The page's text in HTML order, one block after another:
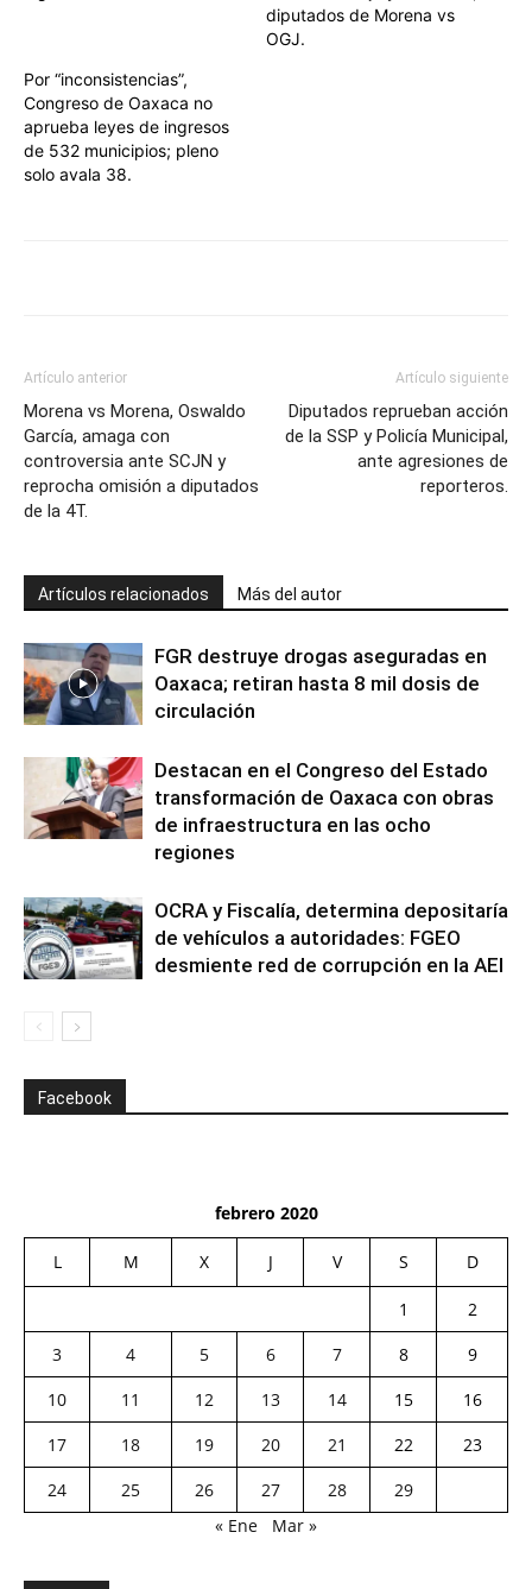
diputados de Morena vs
OGJ.
Por “inconsistencias”,
Congreso de Oaxaca no
aprueba leyes de ingresos
de 532 municipios; pleno
solo avala 38.
Artículo anterior
Morena vs Morena, Oswaldo
García, amaga con
controversia ante SCJN y
reprocha omisión a diputados
de la 4T.
Artículo siguiente
Diputados reprueban acción
de la SSP y Policía Municipal,
ante agresiones de
reporteros.
Artículos relacionados Más del autor
FGR destruye drogas aseguradas en
Oaxaca; retiran hasta 8 mil dosis de
circulación
Destacan en el Congreso del Estado
transformación de Oaxaca con obras
de infraestructura en las ocho
regiones
OCRA y Fiscalía, determina depositaría
de vehículos a autoridades: FGEO
desmiente red de corrupción en la AEI
Facebook
febrero 2020
L M X J V S D
1
2
3
4 5 6 7 8
9
10
11 12 13 14 15
16
17
18 19 20 21 22
23
24
25 26 27 28
29
« Ene
Mar »